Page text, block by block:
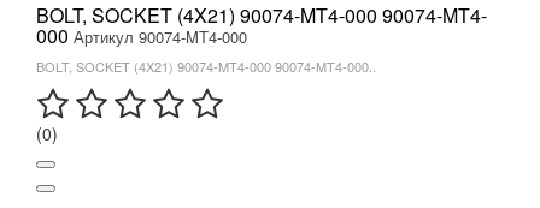
BOLT, SOCKET (4X21) 90074-MT4-000 90074-MT4-
000 Артикул 90074-MT4-000
BOLT, SOCKET (4X21) 90074-MT4-000 90074-MT4-000..
(0)